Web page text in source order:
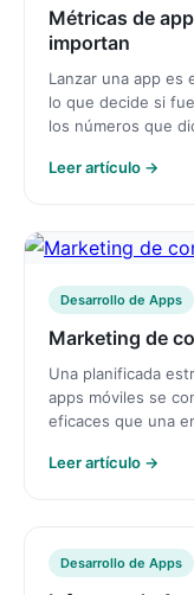
Métricas de
importan
Lanzar una app es
lo que decide si
los números que
Leer artículo →
Desarrollo de Apps
Marketing de
Una planificada
apps móviles se
eficaces que una
Leer artículo →
Desarrollo de Apps